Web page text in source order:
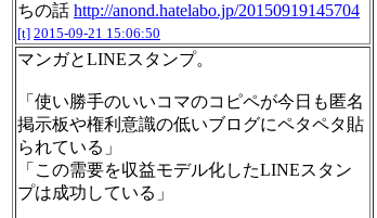
ちの話 http://anond.hatelabo.jp/20150919145704
[t] 2015-09-21 15:06:50
マンガとLINEスタンプ。
「使い勝手のいいコマのコピペが今日も匿名
掲示板や権利意識の低いブログにペタペタ貼
られている」
「この需要を収益モデル化したLINEスタン
プは成功している」